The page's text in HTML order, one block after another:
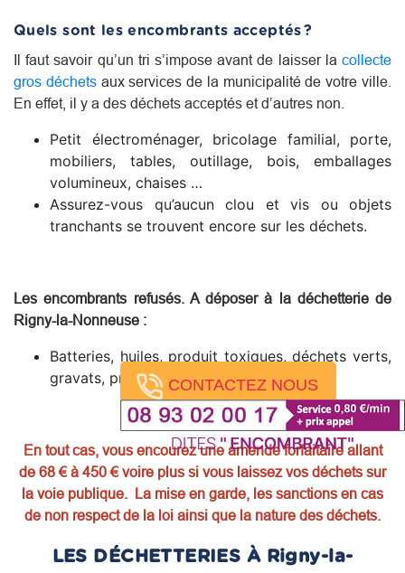
CONTACTEZ NOUS
Quels sont les encombrants acceptés ?
Il faut savoir qu’un tri s’impose avant de laisser la collecte
gros déchetsaux services de la municipalité de votre ville.
En effet, il y a des déchets acceptés et d’autres non.
Petit électroménager, bricolage familial, porte,
mobiliers, tables, outillage, bois, emballages
volumineux, chaises …
Assurez-vous qu’aucun clou et vis ou objets
tranchants se trouvent encore sur les déchets.
Les encombrants refusés. A déposer à la déchetterie de
Rigny-la-Nonneuse :
Batteries, huiles, produit toxiques, déchets verts,
gravats, pneus, produits dangereux.
En tout cas, vous encourez une amende forfaitaire allant
de 68 € à 450 € voire plus si vous laissez vos déchets sur
la voie publique. La mise en garde, les sanctions en cas
de non respect de la loi ainsi que la nature des déchets.
LES DÉCHETTERIES À Rigny-la-